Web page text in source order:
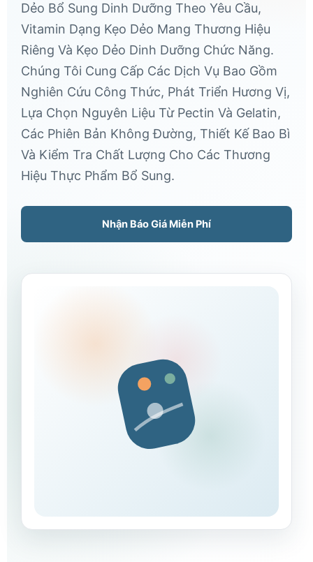
Dẻo Bổ Sung Dinh Dưỡng Theo Yêu Cầu,
Vitamin Dạng Kẹo Dẻo Mang Thương Hiệu
Riêng Và Kẹo Dẻo Dinh Dưỡng Chức Năng.
Chúng Tôi Cung Cấp Các Dịch Vụ Bao Gồm
Nghiên Cứu Công Thức, Phát Triển Hương Vị,
Lựa Chọn Nguyên Liệu Từ Pectin Và Gelatin,
Các Phiên Bản Không Đường, Thiết Kế Bao Bì
Và Kiểm Tra Chất Lượng Cho Các Thương
Hiệu Thực Phẩm Bổ Sung.
Nhận Báo Giá Miễn Phí